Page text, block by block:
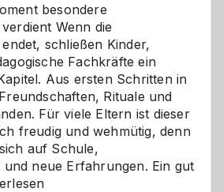
besondere
Wenn die
schließen Kinder,
Fachkräfte ein
Aus ersten Schritten in
Rituale und
Für viele Eltern ist dieser
freudig und wehmütig, denn
auf Schule,
und neue Erfahrungen. Ein gut